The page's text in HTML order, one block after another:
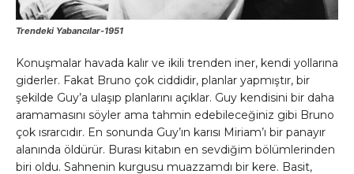
Trendeki Yabancılar-1951
Konuşmalar havada kalır ve ikili trenden iner, kendi yollarına
giderler. Fakat Bruno çok ciddidir, planlar yapmıştır, bir
şekilde Guy’a ulaşıp planlarını açıklar. Guy kendisini bir daha
aramamasını söyler ama tahmin edebileceğiniz gibi Bruno
çok ısrarcıdır. En sonunda Guy’ın karısı Miriam’ı bir panayır
alanında öldürür. Burası kitabın en sevdiğim bölümlerinden
biri oldu. Sahnenin kurgusu muazzamdı bir kere. Basit,